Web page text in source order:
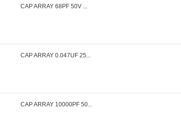
CAP ARRAY 68PF 50V ...
CAP ARRAY 0.047UF 25...
CAP ARRAY 10000PF 50...